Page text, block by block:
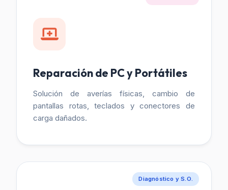
Reparación de PC y Portátiles
Solución de averías físicas, cambio de
pantallas rotas, teclados y conectores de
carga dañados.
Diagnóstico y S.O.